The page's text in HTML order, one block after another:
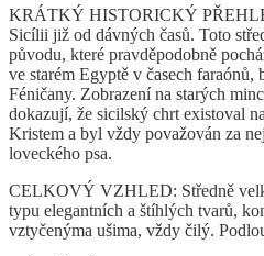
KRÁTKÝ HISTORICKÝ
Sicílii již od dávných časů. Toto
původu, které pravděpodobně
ve starém Egyptě v časech
Féničany. Zobrazení na starých
dokazují, že sicilský chrt existoval
Kristem a byl vždy považován za
loveckého psa.
CELKOVÝ VZHLED: Středně
typu elegantních a štíhlých tvarů,
vztyčenýma ušima, vždy čilý.